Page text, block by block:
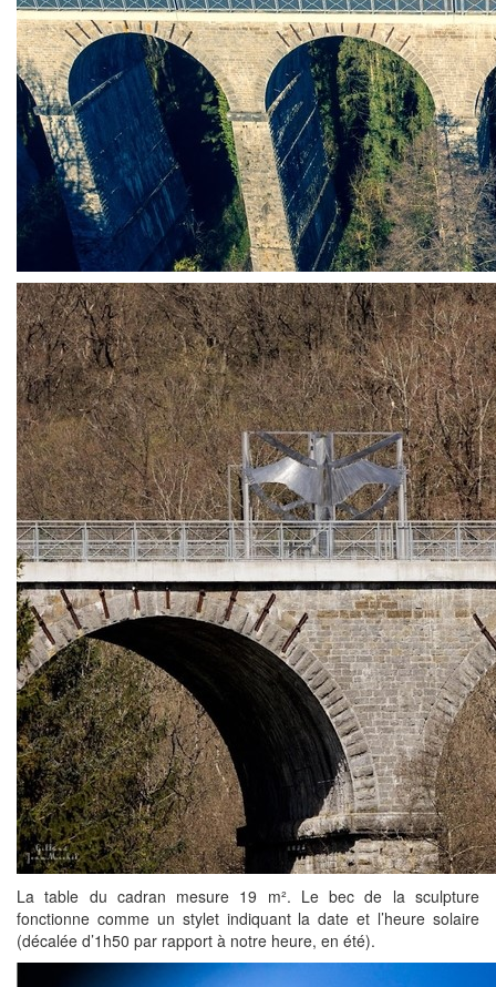
La table du cadran mesure 19 m². Le bec de la sculpture
fonctionne comme un stylet indiquant la date et l’heure solaire
(décalée d’1h50 par rapport à notre heure, en été).